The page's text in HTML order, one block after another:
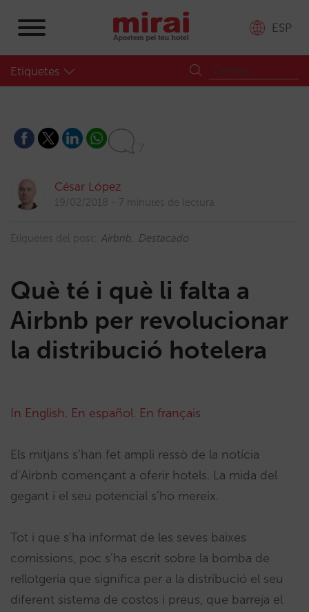
ESP
Etiquetes
7
César López
19/02/2018 7 minutes de lectura
Etiquetes del post: Airbnb Destacado
Què té i què li falta a
Airbnb per revolucionar
la distribució hotelera
In English. En español. En français
Els mitjans s’han fet ampli ressò de la notícia
d’Airbnb començant a oferir hotels. La mida del
gegant i el seu potencial s’ho mereix.
Tot i que s’ha informat de les seves baixes
comissions, poc s’ha escrit sobre la bomba de
rellotgeria que significa per a la distribució el seu
diferent sistema de costos i preus, que barreja el